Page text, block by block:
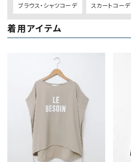
ブラウス・シャツコーデ スカートコーデ
着用アイテム